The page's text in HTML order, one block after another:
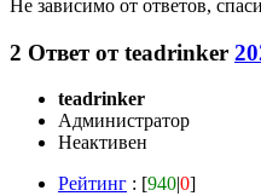
Не зависимо от ответов,
2 Ответ отteadrinker
teadrinker
Администратор
Неактивен
Рейтинг : [940|0]